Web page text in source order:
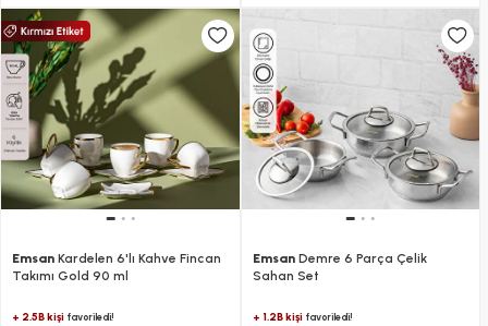
Emsan Kardelen 6'lı Kahve Fincan
Takımı Gold 90 ml
+ 2.5B kişi favoriledi!
EmsanDemre 6 Parça Çelik
Sahan Set
+ 1.2B kişifavoriledi!